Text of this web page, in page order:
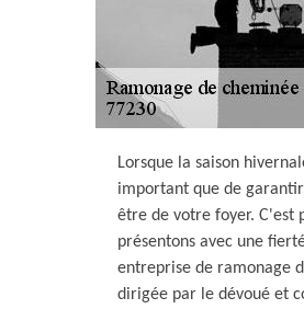
Lorsque la saison
important que de
être de votre foyer. C'est
présentons avec une
entreprise de ramonage
dirigée par le dévoué et